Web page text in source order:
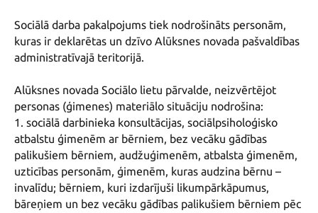
Sociālā darba pakalpojums tiek nodrošināts personām,
kuras ir deklarētas un dzīvo Alūksnes novada pašvaldības
administratīvajā teritorijā.
Alūksnes novada Sociālo lietu pārvalde, neizvērtējot
personas (ģimenes) materiālo situāciju nodrošina:
1. sociālā darbinieka konsultācijas, sociālpsiholoģisko
atbalstu ģimenēm ar bērniem, bez vecāku gādības
palikušiem bērniem, audžuģimenēm, atbalsta ģimenēm,
uzticības personām, ģimenēm, kuras audzina bērnu –
invalīdu; bērniem, kuri izdarījuši likumpārkāpumus,
bāreņiem un bez vecāku gādības palikušiem bērniem pēc